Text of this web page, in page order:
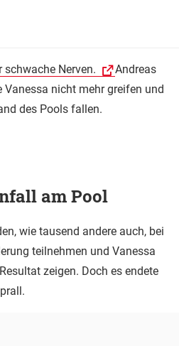
Nerven.
Andreas
Vanessa nicht mehr greifen und
des Pools fallen.
am Pool
wie tausend andere auch, bei
teilnehmen und Vanessa
zeigen. Doch es endete